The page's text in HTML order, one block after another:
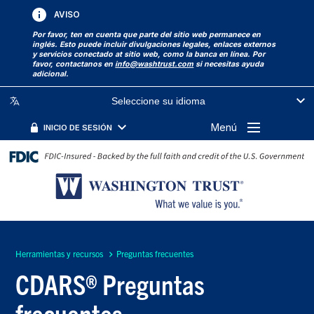
AVISO
Por favor, ten en cuenta que parte del sitio web permanece en
inglés. Esto puede incluir divulgaciones legales, enlaces externos
y servicios conectado at sitio web, como la banca en línea. Por
favor, contactanos eninfo@washtrust.com si necesitas ayuda
adicional.
Seleccione su idioma
INICIO DE SESIÓN Menú
Herramientas y recursos Preguntas frecuentes
CDARS® Preguntas